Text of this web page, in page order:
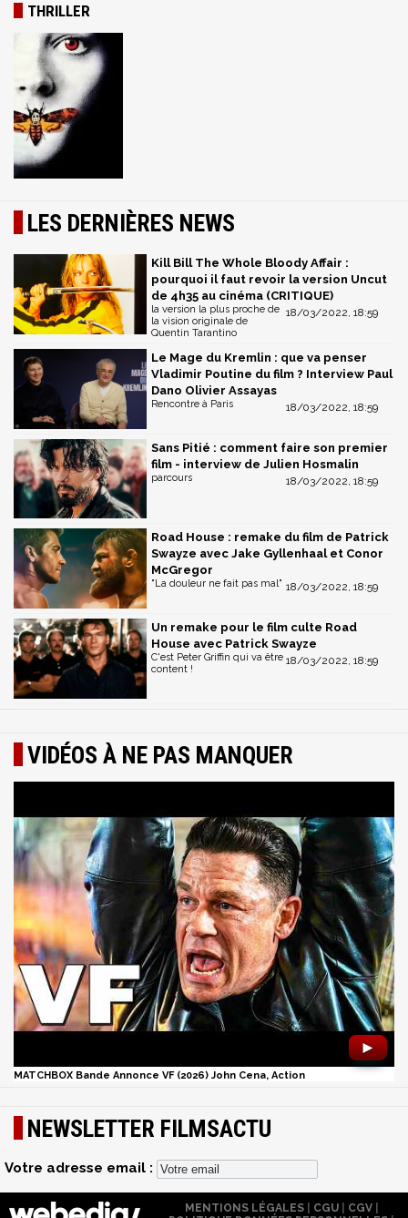
THRILLER
LES DERNIÈRES NEWS
Kill Bill The Whole Bloody Affair :
pourquoi il faut revoir la version Uncut
de 4h35 au cinéma (CRITIQUE)
18/03/2022, 18:59
la version la plus proche de
la vision originale de
Quentin Tarantino
Le Mage du Kremlin : que va penser
Vladimir Poutine du film ? Interview Paul
Dano Olivier Assayas
18/03/2022, 18:59
Rencontre à Paris
Sans Pitié : comment faire son premier
film - interview de Julien Hosmalin
18/03/2022, 18:59
parcours
Road House : remake du film de Patrick
Swayze avec Jake Gyllenhaal et Conor
McGregor
18/03/2022, 18:59
"La douleur ne fait pas mal"
Un remake pour le film culte Road
House avec Patrick Swayze
18/03/2022, 18:59
C'est Peter Griffin qui va être
content !
VIDÉOS À NE PAS MANQUER
►
MATCHBOX Bande Annonce VF (2026) John Cena, Action
NEWSLETTER FILMSACTU
Votre adresse email :
MENTIONS LÉGALES| CGU| CGV|